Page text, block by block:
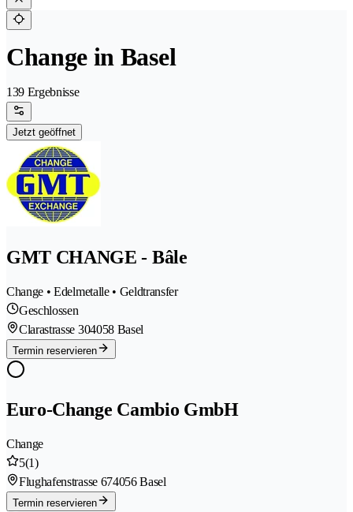
Change in Basel
139 Ergebnisse
Jetzt geöffnet
GMT CHANGE - Bâle
Change • Edelmetalle • Geldtransfer
Geschlossen
Clarastrasse 304058 Basel
Termin reservieren
Euro-Change Cambio GmbH
Change
5(1)
Flughafenstrasse 674056 Basel
Termin reservieren